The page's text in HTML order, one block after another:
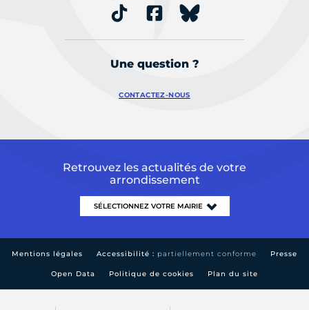
Une question ?
CONTACTEZ-NOUS
Retrouvez les actualités de votre
arrondissement
Mentions légales Accessibilité : partiellement conforme Presse
Open Data Politique de cookies Plan du site